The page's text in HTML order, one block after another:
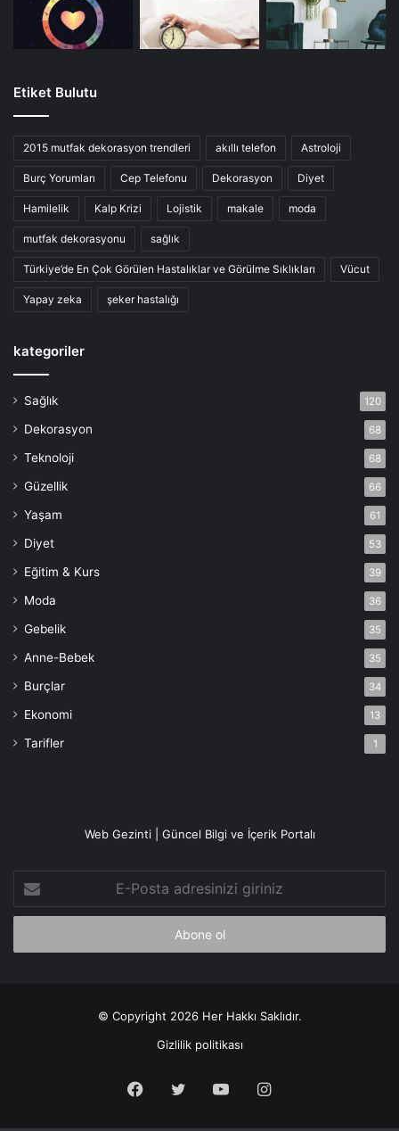
Etiket Bulutu
2015 mutfak dekorasyon trendleri akıllı telefon Astroloji
Burç Yorumları Cep Telefonu Dekorasyon Diyet
Hamilelik Kalp Krizi Lojistik makale moda
mutfak dekorasyonu sağlık
Türkiye’de En Çok Görülen Hastalıklar ve Görülme Sıklıkları Vücut
Yapay zeka şeker hastalığı
kategoriler
Sağlık 120
Dekorasyon 68
Teknoloji 68
Güzellik 66
Yaşam 61
Diyet 53
Eğitim & Kurs 39
Moda 36
Gebelik 35
Anne-Bebek 35
Burçlar 34
Ekonomi 13
Tarifler 1
Web Gezinti | Güncel Bilgi ve İçerik Portalı
Posta
adresinizi
© Copyright 2026 Her Hakkı Saklıdır.
Gizlilik politikası
Facebook
X YouTubeInstagram